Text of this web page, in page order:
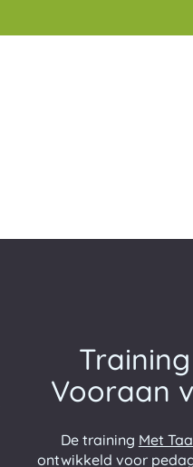
Vooraan
De training Met
ontwikkeld voor